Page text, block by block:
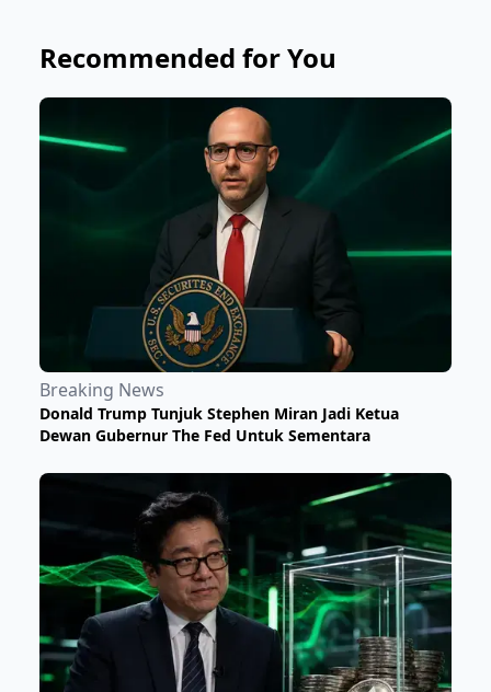
Recommended for You
Breaking News
Donald Trump Tunjuk Stephen Miran Jadi Ketua
Dewan Gubernur The Fed Untuk Sementara